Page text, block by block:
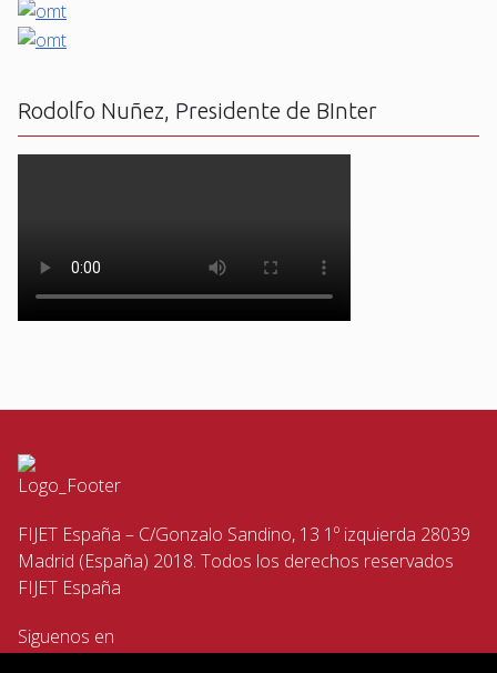
Rodolfo Nuñez, Presidente de BInter
FIJET España – C/Gonzalo Sandino, 13 1º izquierda 28039
Madrid (España) 2018. Todos los derechos reservados
FIJET España
Siguenos en